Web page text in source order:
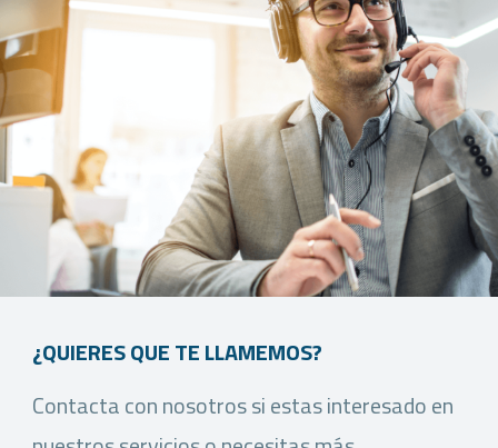
¿QUIERES QUE TE LLAMEMOS?
Contacta con nosotros si estas interesado en